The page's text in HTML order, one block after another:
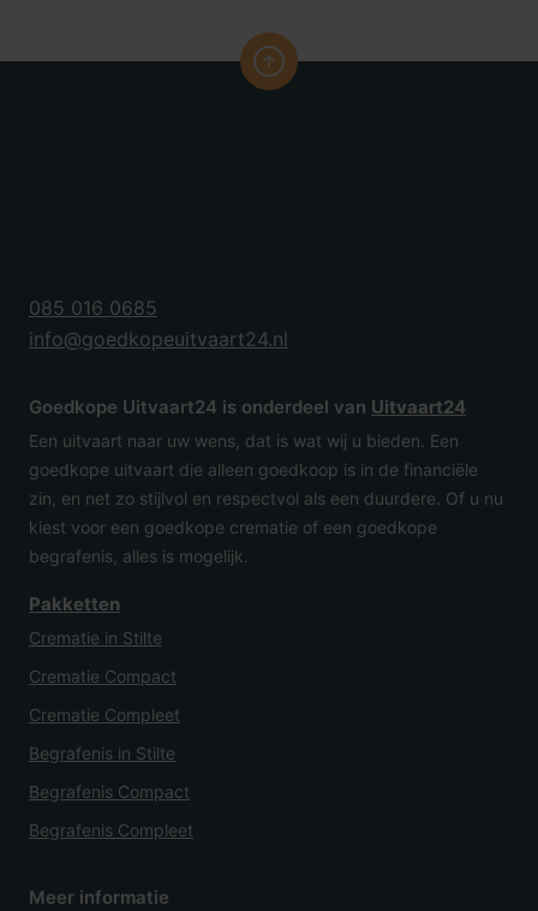
085 016 0685
info@goedkopeuitvaart24.nl
Goedkope Uitvaart24 is onderdeel van Uitvaart24
Een uitvaart naar uw wens, dat is wat wij u bieden. Een
goedkope uitvaart die alleen goedkoop is in de financiële
zin, en net zo stijlvol en respectvol als een duurdere. Of u nu
kiest voor een goedkope crematie of een goedkope
begrafenis, alles is mogelijk.
Pakketten
Crematie in Stilte
Crematie Compact
Crematie Compleet
Begrafenis in Stilte
Begrafenis Compact
Begrafenis Compleet
Meer informatie